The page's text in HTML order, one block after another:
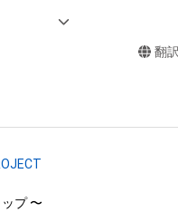
創作物(画像および映像、音楽
得し、又はそれらの権利につ
隣接権の権利者またはその管
護されています。そのため、
も、本アイテムに関する創作
翻
プ 〜